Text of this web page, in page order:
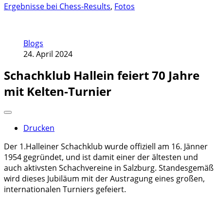
Ergebnisse bei Chess-Results, Fotos
Blogs
24. April 2024
Schachklub Hallein feiert 70 Jahre
mit Kelten-Turnier
Drucken
Der 1.Halleiner Schachklub wurde offiziell am 16. Jänner
1954 gegründet, und ist damit einer der ältesten und
auch aktivsten Schachvereine in Salzburg. Standesgemäß
wird dieses Jubiläum mit der Austragung eines großen,
internationalen Turniers gefeiert.